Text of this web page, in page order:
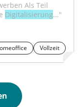
Als Teil
Digitalisierung..."
Vollzeit